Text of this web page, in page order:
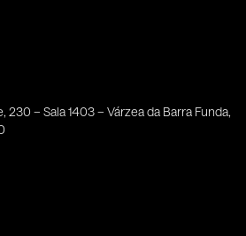
230 – Sala 1403 – Várzea da Barra Funda,